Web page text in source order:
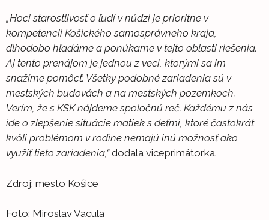
„Hoci starostlivosť o ľudí v núdzi je prioritne v
kompetencii Košického samosprávneho kraja,
dlhodobo hľadáme a ponúkame v tejto oblasti riešenia.
Aj tento prenájom je jednou z vecí, ktorými sa im
snažíme pomôcť. Všetky podobné zariadenia sú v
mestských budovách a na mestských pozemkoch.
Verím, že s KSK nájdeme spoločnú reč. Každému z nás
ide o zlepšenie situácie matiek s deťmi, ktoré častokrát
kvôli problémom v rodine nemajú inú možnosť ako
využiť tieto zariadenia,“dodala viceprimátorka.
Zdroj: mesto Košice
Foto: Miroslav Vacula